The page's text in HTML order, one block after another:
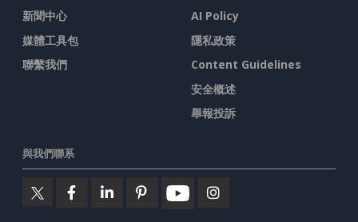
新聞中心
媒體工具包
聯繫我們
AI Policy
隱私政策
Content Guidelines
安全概述
舉報投訴
與我們聯系